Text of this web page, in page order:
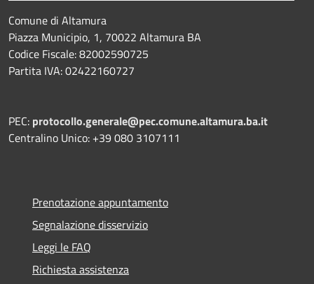
Comune di Altamura
Piazza Municipio, 1, 70022 Altamura BA
Codice Fiscale: 82002590725
Partita IVA: 02422160727
PEC: protocollo.generale@pec.comune.altamura.ba.it
Centralino Unico: +39 080 3107111
Prenotazione appuntamento
Segnalazione disservizio
Leggi le FAQ
Richiesta assistenza